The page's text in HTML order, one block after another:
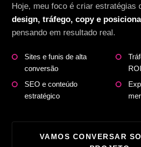
Hoje, meu foco é criar estratégias
design, tráfego, copy e
pensando em resultado real.
Sites e funis de alta
conversão
ROI
SEO e conteúdo
estratégico
VAMOS CONVERSAR